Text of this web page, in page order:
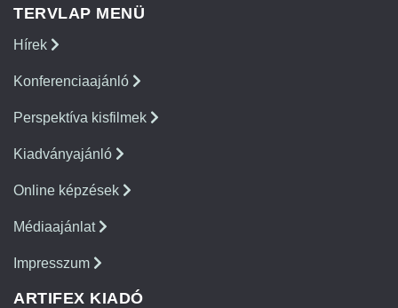
TERVLAP MENÜ
Hírek
Konferenciaajánló
Perspektíva kisfilmek
Kiadványajánló
Online képzések
Médiaajánlat
Impresszum
ARTIFEX KIADÓ